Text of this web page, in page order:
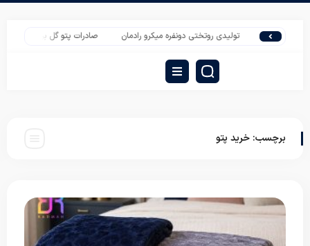
تولیدی روتختی دونفره میکرو رادمان صادرات پتو گل برجسته دو نفره
برچسب: خرید پتو